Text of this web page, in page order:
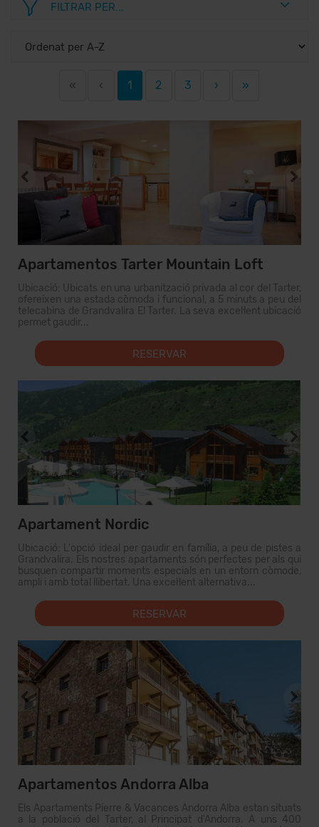
FILTRAR PER...
« ‹ 1 2 3 › »
Apartamentos Tarter Mountain Loft
Ubicació: Ubicats en una urbanització privada al cor del Tarter,
ofereixen una estada còmoda i funcional, a 5 minuts a peu del
telecabina de Grandvalira El Tarter. La seva excel·lent ubicació
permet gaudir...
RESERVAR
Apartament Nordic
Ubicació: L'opció ideal per gaudir en família, a peu de pistes a
Grandvalira. Els nostres apartaments són perfectes per als qui
busquen compartir moments especials en un entorn còmode,
ampli i amb total llibertat. Una excel·lent alternativa...
RESERVAR
Apartamentos Andorra Alba
Els Apartaments Pierre & Vacances Andorra Alba estan situats
a la població del Tarter, al Principat d'Andorra. A uns 400